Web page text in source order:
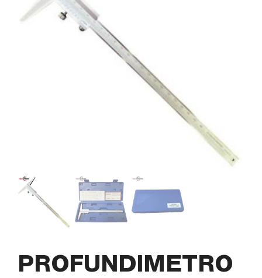
PROFUNDIMETRO